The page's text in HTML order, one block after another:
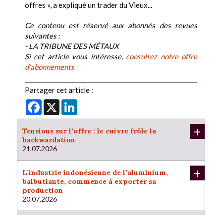
offres », a expliqué un trader du Vieux...
Ce contenu est réservé aux abonnés des revues
suivantes :
- LA TRIBUNE DES MÉTAUX
Si cet article vous intéresse, consultez notre offre
d'abonnements
Partager cet article :
Facebook
X
Tensions sur l’offre : le cuivre frôle la
backwardation
21.07.2026
+
L’industrie indonésienne de l’aluminium,
balbutiante, commence à exporter sa
production
20.07.2026
+